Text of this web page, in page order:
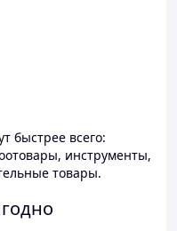
быстрее всего:
инструменты,
товары.